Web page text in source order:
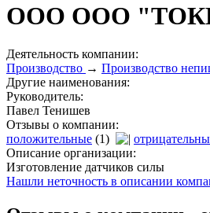
ООО ООО
Деятельность компании:
Производство → Производство
Другие наименования:
Руководитель:
Павел Тенишев
Отзывы о компании:
положительные (1)
Описание организации:
Изготовление датчиков силы
Нашли неточность в описании